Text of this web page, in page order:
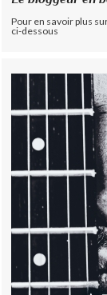
Pour en savoir plus
ci-dessous